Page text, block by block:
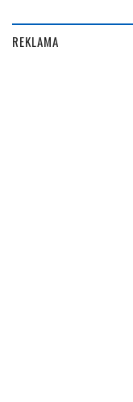
REKLAMA